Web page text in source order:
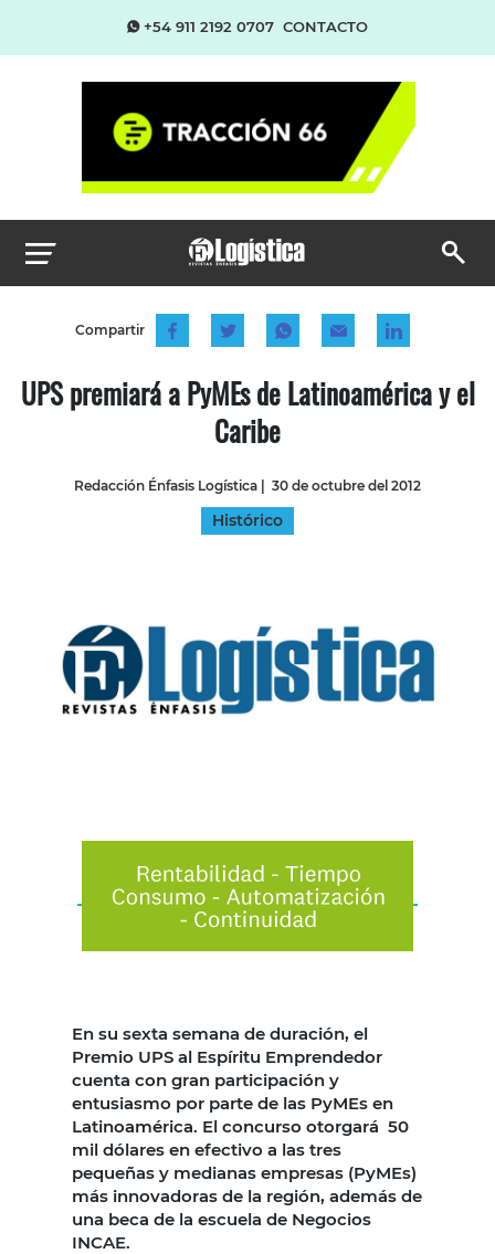
+54 911 2192 0707 CONTACTO
Compartir
UPS premiará a PyMEs de Latinoamérica y el
Caribe
Redacción Énfasis Logística | 30 de octubre del 2012
Histórico
En su sexta semana de duración, el
Premio UPS al Espíritu Emprendedor
cuenta con gran participación y
entusiasmo por parte de las PyMEs en
Latinoamérica. El concurso otorgará 50
mil dólares en efectivo a las tres
pequeñas y medianas empresas (PyMEs)
más innovadoras de la región, además de
una beca de la escuela de Negocios
INCAE.